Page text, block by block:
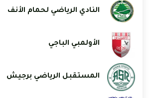
النادي الرياضي لحمام الأنف
الأولمبي الباجي
المستقبل الرياضي برجيش